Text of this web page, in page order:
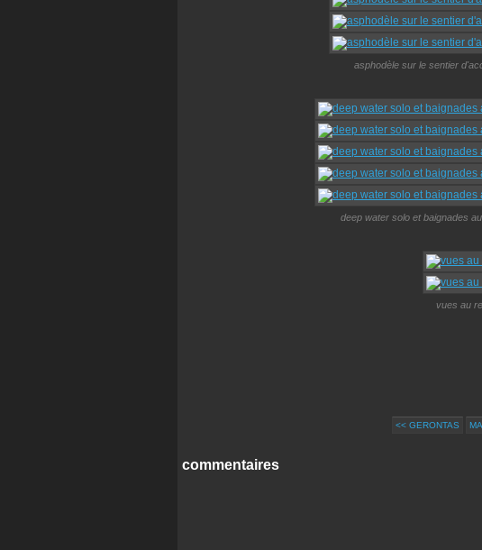
asphodèle sur le sentier
deep water solo et baignades
vues au
<< GERONTAS
commentaires